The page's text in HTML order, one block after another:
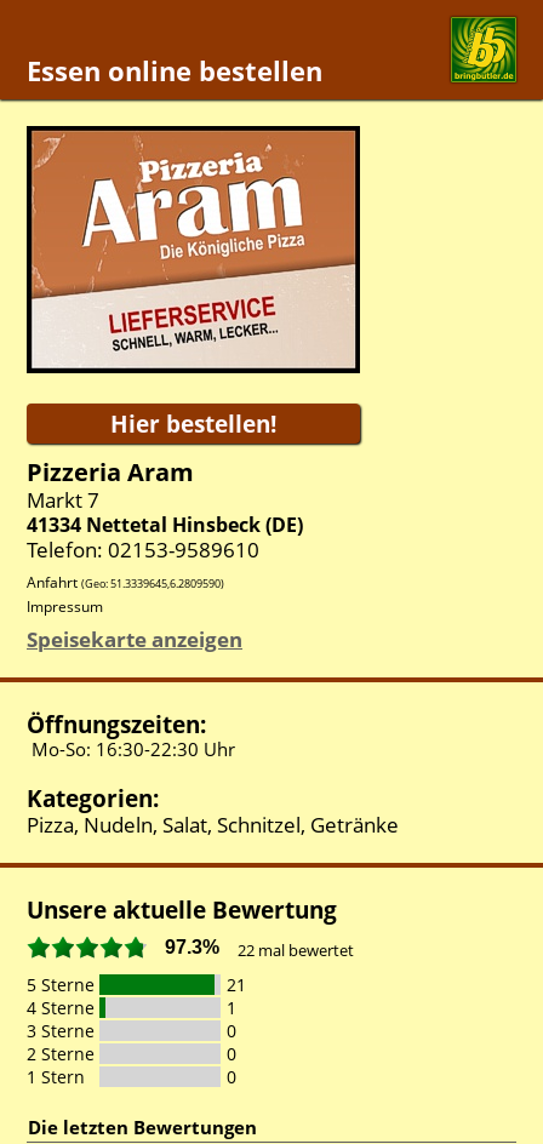
Essen online bestellen
Pizzeria Aram
Markt 7
41334 Nettetal Hinsbeck(DE)
Telefon: 02153-9589610
Anfahrt (Geo:51.3339645,6.2809590)
Impressum
Speisekarte anzeigen
Öffnungszeiten:
Mo-So: 16:30-22:30 Uhr
Kategorien:
Pizza, Nudeln, Salat, Schnitzel, Getränke
Unsere aktuelle Bewertung
97.3% 22 mal bewertet
5 Sterne
21
4 Sterne
1
3 Sterne
0
2 Sterne
0
1 Stern
0
Die letzten Bewertungen